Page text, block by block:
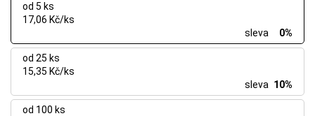
od 5 ks
17,06 Kč/ks
sleva
0%
od 25 ks
15,35 Kč/ks
sleva 10%
od 100 ks